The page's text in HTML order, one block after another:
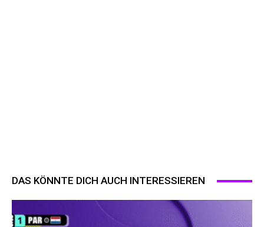
DAS KÖNNTE DICH AUCH INTERESSIEREN